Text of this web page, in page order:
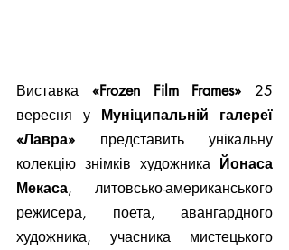
Виставка «Frozen Film Frames» 25
вересня у Муніципальній галереї
«Лавра» представить унікальну
колекцію знімків художника Йонаса
Мекаса, литовсько-американського
режисера, поета, авангардного
художника, учасника мистецького